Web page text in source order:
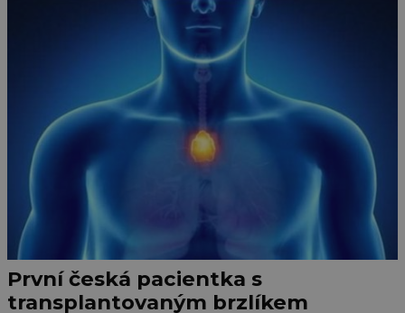
padajícími plombami. Pomůže […]
První česká pacientka s
transplantovaným brzlíkem